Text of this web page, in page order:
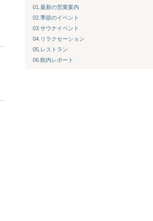
01.最新の営業案内
02.季節のイベント
03.サウナイベント
04.リラクセーション
05.レストラン
06.館内レポート